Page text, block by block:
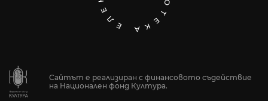
Сайтът е реализиран с финансовото съдействие
на Национален фонд Култура.